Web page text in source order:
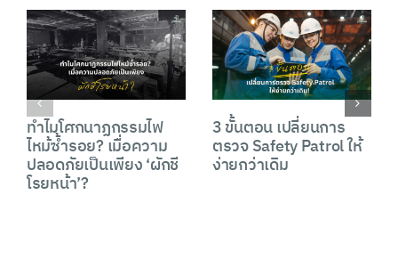
ทำไมโศกนาฏกรรมไฟ
ไหม้ซ้ำรอย? เมื่อความ
ปลอดภัยเป็นเพียง ‘ผักชี
โรยหน้า’?
3 ขั้นตอน เปลี่ยนการ
ตรวจ Safety Patrol ให้
ง่ายกว่าเดิม